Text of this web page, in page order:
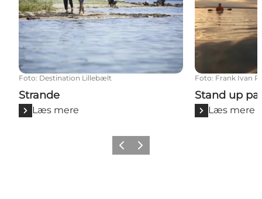
Foto: Destination Lillebælt
Strande
Læs mere
Foto: Frank Ivan
Stand up
Læs mere
Forrige billede
Næste billede